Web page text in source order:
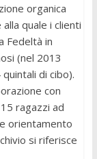
organica
quale i clienti
Fedeltà in
(nel 2013
di cibo).
con
ragazzi ad
orientamento
si riferisce